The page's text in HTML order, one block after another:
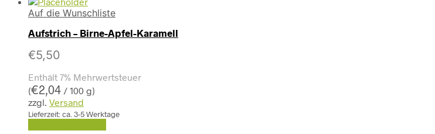
Auf die Wunschliste
Aufstrich – Birne-Apfel-Karamell
€5,50
Enthält 7% Mehrwertsteuer
(€2,04 / 100 g)
zzgl. Versand
Lieferzeit: ca. 3-5 Werktage